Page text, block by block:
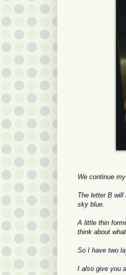
We continue my
The letter B will
sky blue.
A little thin
think about
So I have two
I also give you